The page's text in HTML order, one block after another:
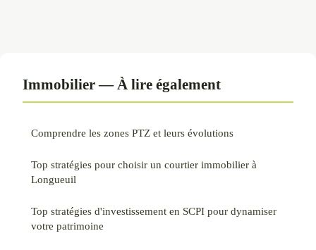
Immobilier — À lire également
Comprendre les zones PTZ et leurs évolutions
Top stratégies pour choisir un courtier immobilier à
Longueuil
Top stratégies d'investissement en SCPI pour dynamiser
votre patrimoine